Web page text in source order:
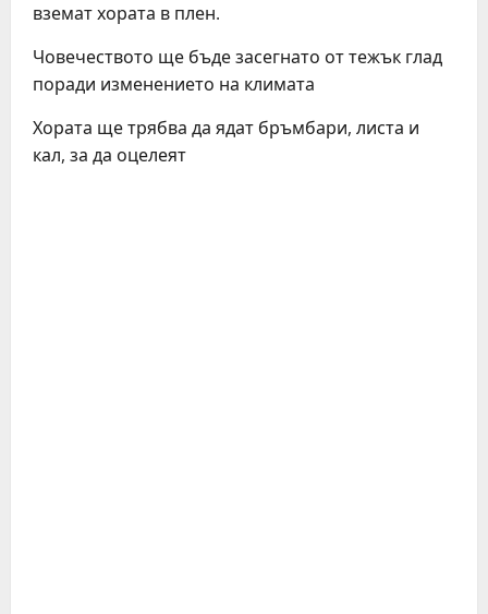
вземат хората в плен.
Човечеството ще бъде засегнато от тежък глад
поради изменението на климата
Хората ще трябва да ядат бръмбари, листа и
кал, за да оцелеят